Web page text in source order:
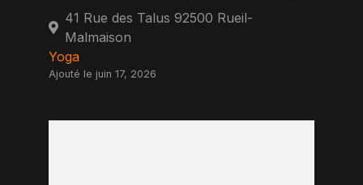
41 Rue des Talus 92500 Rueil-
Malmaison
Yoga
Ajouté le juin 17, 2026